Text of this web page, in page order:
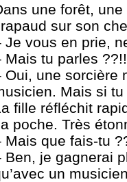
une forêt,
sur son
Je vous en prie,
Mais tu parles ??!!
Oui, une sorcière
Mais si
fille réfléchit
poche. Très
Mais que fais-tu
Ben, je gagnerai
un